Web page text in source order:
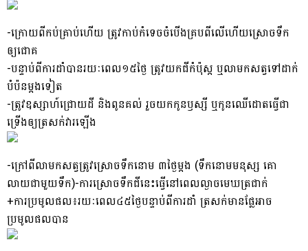
-ក្រោយពីកប់គ្រាប់ហើយ ត្រូវកាប់​កំទេចចំបើងគ្របពីលើហើយស្រោចទឹក
ឲ្យជោគ
-បន្ទាប់ពីការដាំបានរយៈពេល១៥ថ្ងៃ ត្រូវយកជីកំប៉ុស្ត ឬលាមកសត្វទៅដាក់
បំប៉នម្តងទៀត
-ត្រូវ​ឧស្សាហ៍ជ្រោយដី និងពូនគល់ រួចយកកូនឫស្សី ឬកូនឈើដោតធ្វើជា
ទ្រើងឲ្យត្រសក់វារឡើង
-ក្រៅពី​លា​មកសត្វត្រូវស្រោចទឹកនោម ៣ថ្ងៃម្តង (ទឹកនោមមនុស្ស គោ
លាយជាមួយទឹក)-ការស្រោចទឹកជី​នេះ​ធ្វើនៅពេលល្ងាចមេឃត្រជាក់
+ការប្រមូលផល៖រយៈពេល៤៥ថ្ងៃបន្ទាប់ពីការដាំ ត្រសក់មានផ្លែអាច
ប្រមូលផលបាន